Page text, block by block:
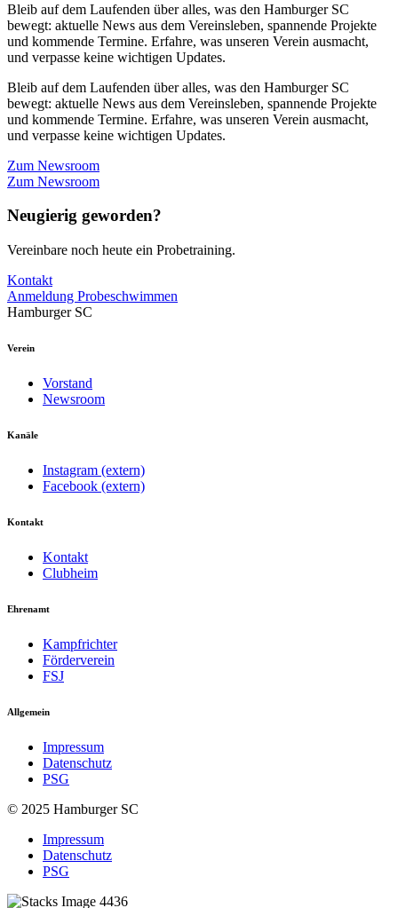
Bleib auf dem Laufenden über alles, was den Hamburger SC
bewegt: aktuelle News aus dem Vereinsleben, spannende Projekte
und kommende Termine. Erfahre, was unseren Verein ausmacht,
und verpasse keine wichtigen Updates.
Bleib auf dem Laufenden über alles, was den Hamburger SC
bewegt: aktuelle News aus dem Vereinsleben, spannende Projekte
und kommende Termine. Erfahre, was unseren Verein ausmacht,
und verpasse keine wichtigen Updates.
Zum Newsroom
Zum Newsroom
Neugierig geworden?
Vereinbare noch heute ein Probetraining.
Kontakt
Anmeldung Probeschwimmen
Hamburger SC
Verein
Vorstand
Newsroom
Kanäle
Instagram (extern)
Facebook (extern)
Kontakt
Kontakt
Clubheim
Ehrenamt
Kampfrichter
Förderverein
FSJ
Allgemein
Impressum
Datenschutz
PSG
© 2025 Hamburger SC
Impressum
Datenschutz
PSG